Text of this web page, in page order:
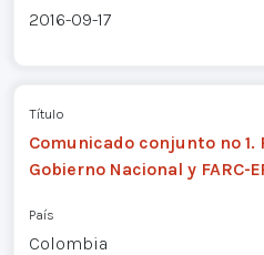
2016-09-17
Título
Comunicado conjunto nº 1.
Gobierno Nacional y FARC-
País
Colombia